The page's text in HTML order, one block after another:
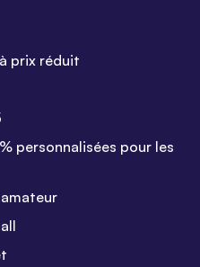
prix réduit
personnalisées pour les